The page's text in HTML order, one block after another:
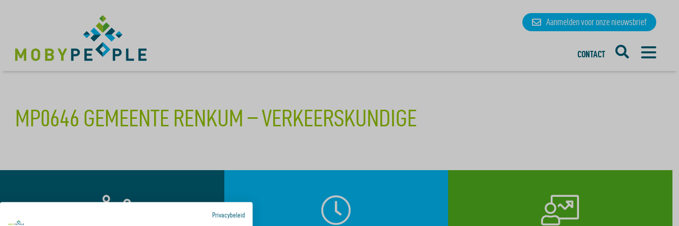
Aanmeldenvoor onze nieuwsbrief
CONTACT
MP0646 GEMEENTE RENKUM – VERKEERSKUNDIGE
Privacybeleid